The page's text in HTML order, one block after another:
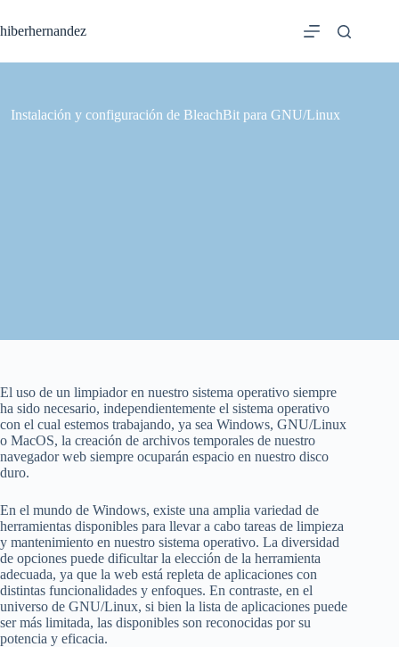
al
contenido
hiberhernandez
Instalación y configuración de BleachBit para GNU/Linux
El uso de un limpiador en nuestro sistema operativo siempre
ha sido necesario, independientemente el sistema operativo
con el cual estemos trabajando, ya sea Windows, GNU/Linux
o MacOS, la creación de archivos temporales de nuestro
navegador web siempre ocuparán espacio en nuestro disco
duro.
En el mundo de Windows, existe una amplia variedad de
herramientas disponibles para llevar a cabo tareas de limpieza
y mantenimiento en nuestro sistema operativo. La diversidad
de opciones puede dificultar la elección de la herramienta
adecuada, ya que la web está repleta de aplicaciones con
distintas funcionalidades y enfoques. En contraste, en el
universo de GNU/Linux, si bien la lista de aplicaciones puede
ser más limitada, las disponibles son reconocidas por su
potencia y eficacia.